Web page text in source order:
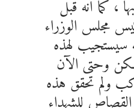
، كما أنه قبل
رئيس مجلس الوزراء
سيستجيب لهذه
15 يوماً ولكن وحتى الآن
ولم تحقق هذه